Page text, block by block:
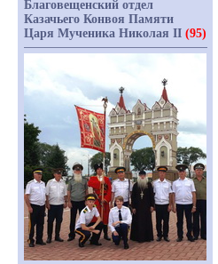
Благовещенский отдел
Казачьего Конвоя Памяти
Царя Мученика Николая II (95)